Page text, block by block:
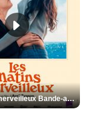
Les Matins merveilleux Bande-annonce VF